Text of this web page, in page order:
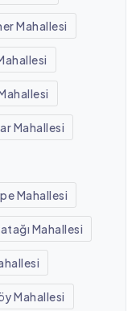
Mahallesi
Mahallesi
Mahallesi
Mahallesi
Mahallesi